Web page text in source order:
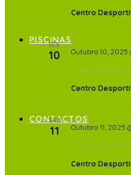
PISCINAS
CONTACTOS
Centro
SEX
10 Outubro 10, 2025
Centro
SÁB
11 Outubro 11, 2025
Centro